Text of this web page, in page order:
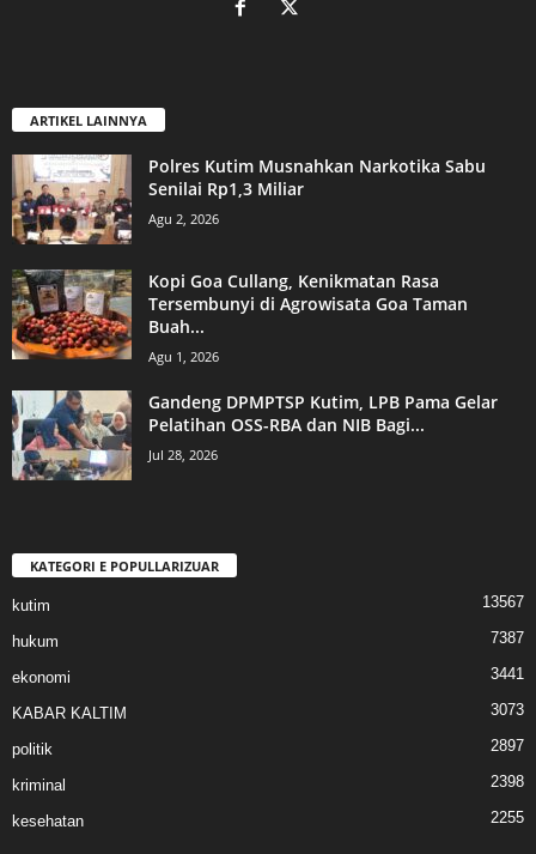
ARTIKEL LAINNYA
Polres Kutim Musnahkan Narkotika Sabu
Senilai Rp1,3 Miliar
Agu 2, 2026
Kopi Goa Cullang, Kenikmatan Rasa
Tersembunyi di Agrowisata Goa Taman
Buah...
Agu 1, 2026
Gandeng DPMPTSP Kutim, LPB Pama Gelar
Pelatihan OSS-RBA dan NIB Bagi...
Jul 28, 2026
KATEGORI E POPULLARIZUAR
kutim 13567
hukum 7387
ekonomi 3441
KABAR KALTIM 3073
politik 2897
kriminal 2398
kesehatan 2255